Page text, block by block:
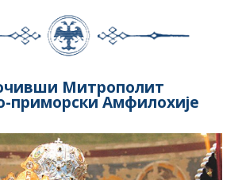
Митрополит
приморски Амфилохије